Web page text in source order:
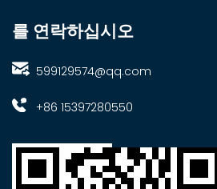
를 연락하십시오
599129574@qq.com
+86 15397280550